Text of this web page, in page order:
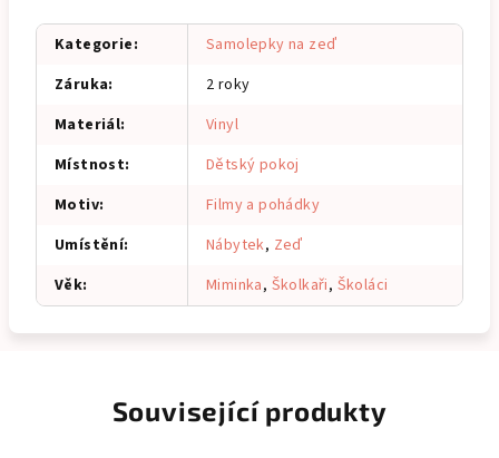
Kategorie:
Samolepky na zeď
Záruka:
2 roky
Materiál:
Vinyl
Místnost:
Dětský pokoj
Motiv:
Filmy a pohádky
Umístění: Nábytek, Zeď
Věk: Miminka, Školkaři, Školáci
Související produkty